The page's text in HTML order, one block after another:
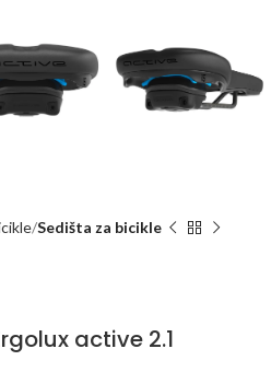
Sedišta za bicikle
active 2.1